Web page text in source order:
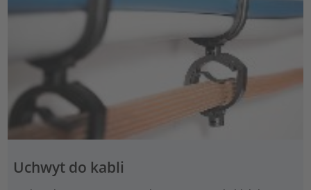
Uchwyt do kabli